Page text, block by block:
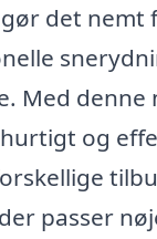
gør det nemt
Med denne
og
passer